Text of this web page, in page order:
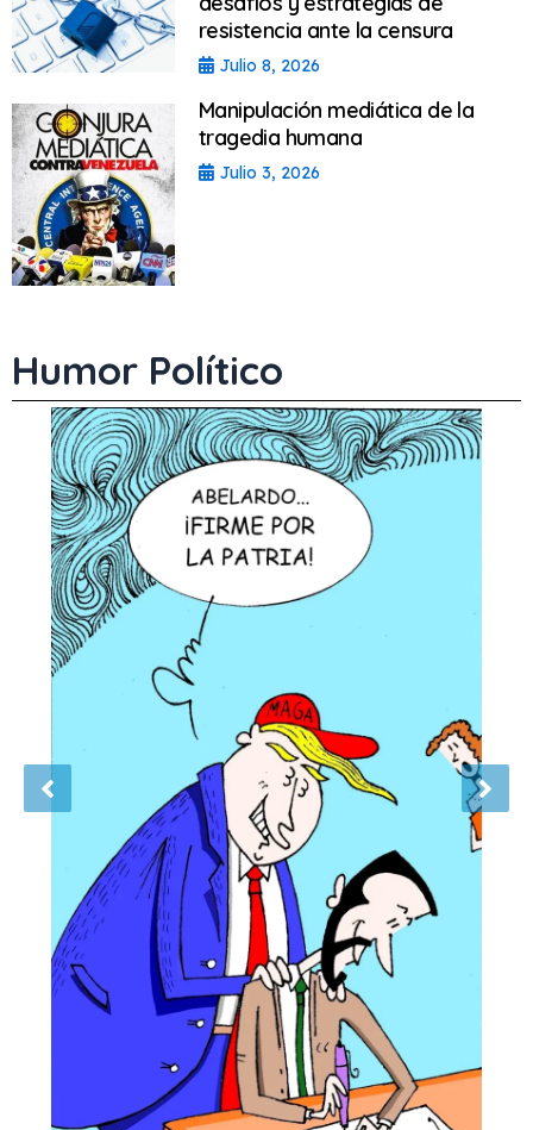
resistencia ante la censura
Julio 8, 2026
Manipulación mediática de la
tragedia humana
Julio 3, 2026
Humor Político